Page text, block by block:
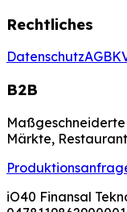
Rechtliches
DatenschutzAGB
B2B
Märkte,
iO40 Finansal